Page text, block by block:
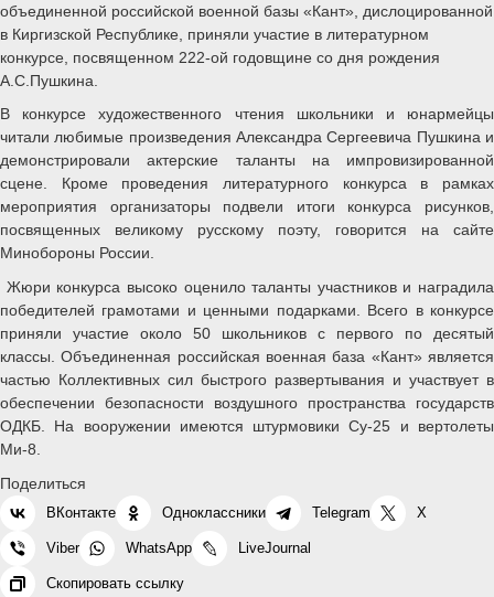
объединенной российской военной базы «Кант», дислоцированной
в Киргизской Республике, приняли участие в литературном
конкурсе, посвященном 222-ой годовщине со дня рождения
А.С.Пушкина.
В конкурсе художественного чтения школьники и юнармейцы
читали любимые произведения Александра Сергеевича Пушкина и
демонстрировали актерские таланты на импровизированной
сцене. Кроме проведения литературного конкурса в рамках
мероприятия организаторы подвели итоги конкурса рисунков,
посвященных великому русскому поэту, говорится на сайте
Минобороны России.
Жюри конкурса высоко оценило таланты участников и наградила
победителей грамотами и ценными подарками. Всего в конкурсе
приняли участие около 50 школьников с первого по десятый
классы. Объединенная российская военная база «Кант» является
частью Коллективных сил быстрого развертывания и участвует в
обеспечении безопасности воздушного пространства государств
ОДКБ. На вооружении имеются штурмовики Су-25 и вертолеты
Ми-8.
Поделиться
ВКонтакте Одноклассники Telegram X
Viber WhatsApp LiveJournal
Скопировать ссылку